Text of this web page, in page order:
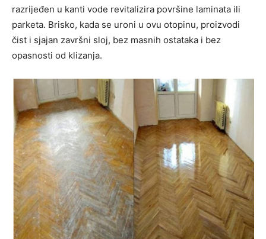
razrijeđen u kanti vode revitalizira površine laminata ili
parketa. Brisko, kada se uroni u ovu otopinu, proizvodi
čist i sjajan završni sloj, bez masnih ostataka i bez
opasnosti od klizanja.